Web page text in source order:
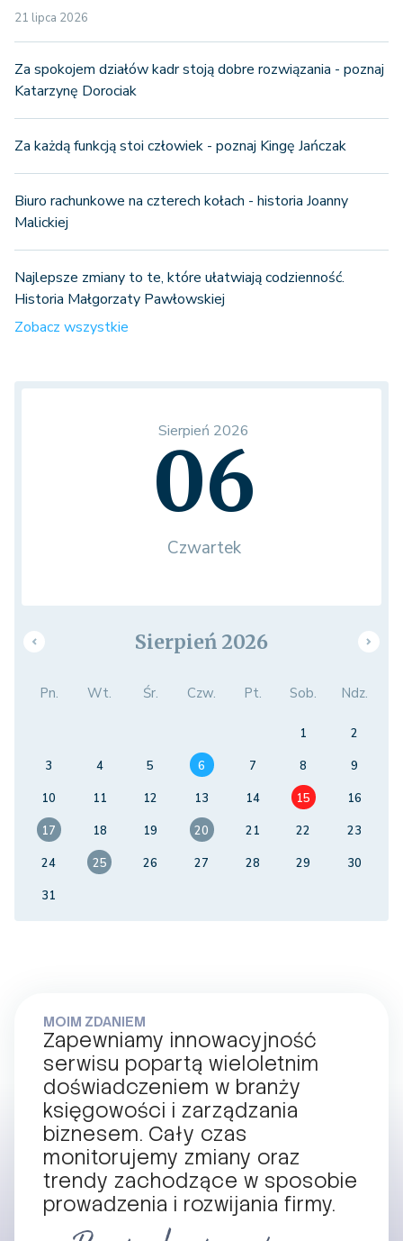
21 lipca 2026
Za spokojem działów kadr stoją dobre rozwiązania - poznaj
Katarzynę Dorociak
Za każdą funkcją stoi człowiek - poznaj Kingę Jańczak
Biuro rachunkowe na czterech kołach - historia Joanny
Malickiej
Najlepsze zmiany to te, które ułatwiają codzienność.
Historia Małgorzaty Pawłowskiej
Zobacz wszystkie
Sierpień 2026
06
Czwartek
Sierpień 2026
Pn. Wt. Śr. Czw. Pt. Sob. Ndz.
1
2
3
4 5 6 7 8
9
10
11 12 13 14 15
16
17
18 19 20 21 22
23
24
25 26 27 28 29
30
31
MOIM ZDANIEM
Zapewniamy innowacyjność
serwisu popartą wieloletnim
doświadczeniem w branży
księgowości i zarządzania
biznesem. Cały czas
monitorujemy zmiany oraz
trendy zachodzące w sposobie
prowadzenia i rozwijania firmy.